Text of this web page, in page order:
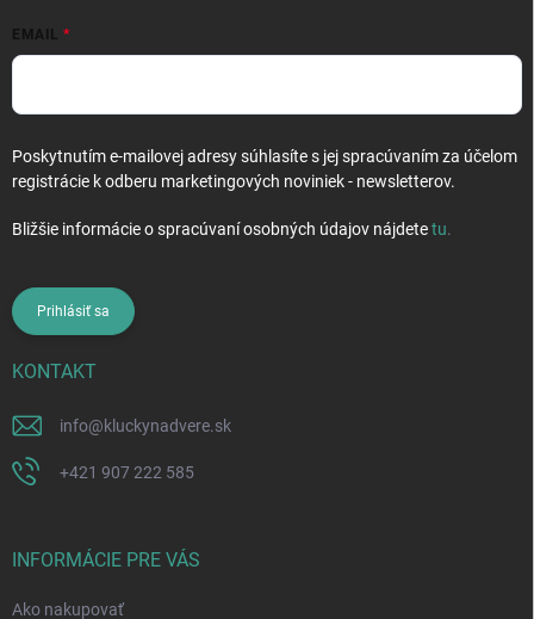
EMAIL
Poskytnutím e-mailovej adresy súhlasíte s jej spracúvaním za účelom
registrácie k odberu marketingových noviniek - newsletterov.
Bližšie informácie o spracúvaní osobných údajov nájdetetu.
Prihlásiť sa
KONTAKT
info@kluckynadvere.sk
+421 907 222 585
INFORMÁCIE PRE VÁS
Ako nakupovať